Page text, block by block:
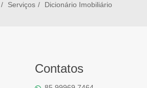
Serviços
Dicionário Imobiliário
Contatos